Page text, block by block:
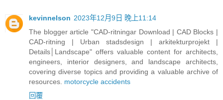
kevinnelson 2023年12月9日 晚上11:14
The blogger article "CAD-ritningar Download | CAD Blocks |
CAD-ritning | Urban stadsdesign | arkitekturprojekt |
Details│Landscape" offers valuable content for architects,
engineers, interior designers, and landscape architects,
covering diverse topics and providing a valuable archive of
resources. motorcycle accidents
回覆